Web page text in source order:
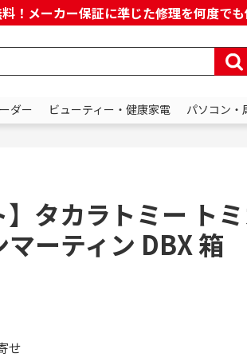
メーカー保証に準じた修理を何度でも
ダー ビューティー・健康家電 パソコン・
】タカラトミー ト
ーティン DBX 箱
せ